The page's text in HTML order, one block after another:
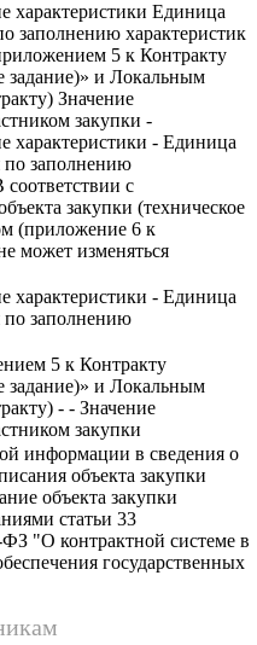
характеристики Единица
заполнению характеристик
5 к Контракту
задание)» и Локальным
Значение
закупки -
характеристики - Единица
по заполнению
соответствии с
закупки (техническое
(приложение 6 к
может изменяться
характеристики - Единица
по заполнению
5 к Контракту
задание)» и Локальным
- - Значение
закупки
информации в сведения о
объекта закупки
объекта закупки
статьи 33
"О контрактной системе в
государственных